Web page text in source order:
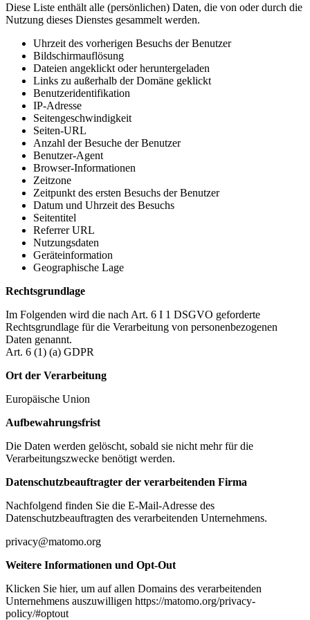
Diese Liste enthält alle (persönlichen) Daten, die von oder durch die
Nutzung dieses Dienstes gesammelt werden.
Uhrzeit des vorherigen Besuchs der Benutzer
Bildschirmauflösung
Dateien angeklickt oder heruntergeladen
Links zu außerhalb der Domäne geklickt
Benutzeridentifikation
IP-Adresse
Seitengeschwindigkeit
Seiten-URL
Anzahl der Besuche der Benutzer
Benutzer-Agent
Browser-Informationen
Zeitzone
Zeitpunkt des ersten Besuchs der Benutzer
Datum und Uhrzeit des Besuchs
Seitentitel
Referrer URL
Nutzungsdaten
Geräteinformation
Geographische Lage
Rechtsgrundlage
Im Folgenden wird die nach Art. 6 I 1 DSGVO geforderte
Rechtsgrundlage für die Verarbeitung von personenbezogenen
Daten genannt.
Art. 6 (1) (a) GDPR
Ort der Verarbeitung
Europäische Union
Aufbewahrungsfrist
Die Daten werden gelöscht, sobald sie nicht mehr für die
Verarbeitungszwecke benötigt werden.
Datenschutzbeauftragter der verarbeitenden Firma
Nachfolgend finden Sie die E-Mail-Adresse des
Datenschutzbeauftragten des verarbeitenden Unternehmens.
privacy@matomo.org
Weitere Informationen und Opt-Out
Klicken Sie hier, um auf allen Domains des verarbeitenden
Unternehmens auszuwilligen https://matomo.org/privacy-
policy/#optout